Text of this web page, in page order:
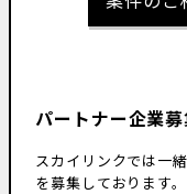
パートナー企業募
スカイリンクでは一
を募集しております。